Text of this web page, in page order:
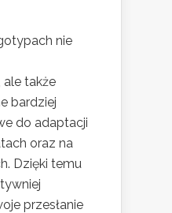
nie
ale także
bardziej
do adaptacji
oraz na
Dzięki temu
przesłanie